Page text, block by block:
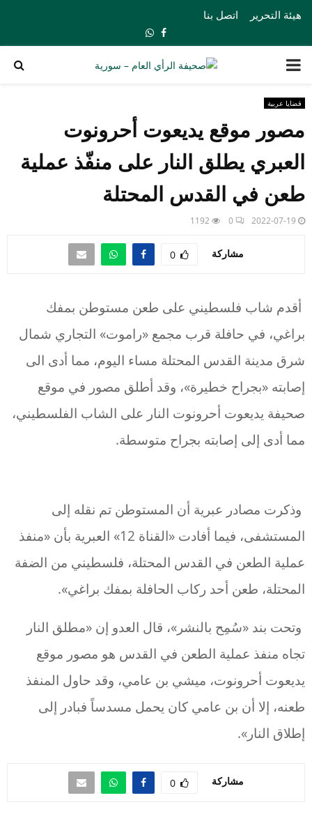
هيئة التحرير اتصل بنا
Facebook
Whatsapp
PRIMARY
MENU
قضايا عربية
مصور موقع يديعوت أحرونوت
العبري يطلق النار على منفّذ عملية
طعن في القدس المحتلة
2022-07-19
0
1192
مشاركة 0
أقدم شاب فلسطيني على طعن مستوطن بمفك
براغي، في حافلة قرب مجمع «راموت» التجاري شمال
شرق مدينة القدس المحتلة مساء اليوم، مما أدى الى
إصابته «بجراح خطيرة»، وقد أطلق مصور في موقع
صحيفة يديعوت أحرونوت النار على الشاب الفلسطيني،
مما أدى إلى إصابته بجراح متوسطة.
وذكرت مصادر عبرية أن المستوطن تم نقله إلى
المستشفى، فيما أفادت «القناة 12» العبرية بأن «منفذ
عملية الطعن في القدس المحتلة، فلسطيني من الضفة
المحتلة، طعن أحد ركاب الحافلة بمفك براغي».
وتحت بند «سُمِح بالنشر»، قال العدو إن «مطلق النار
تجاه منفذ عملية الطعن في القدس هو مصور موقع
يديعوت أحرونوت، ميشي بن عامي، وقد حاول المنفذ
طعنه، إلا أن بن عامي كان يحمل مسدساً فبادر إلى
إطلاق النار».
مشاركة 0